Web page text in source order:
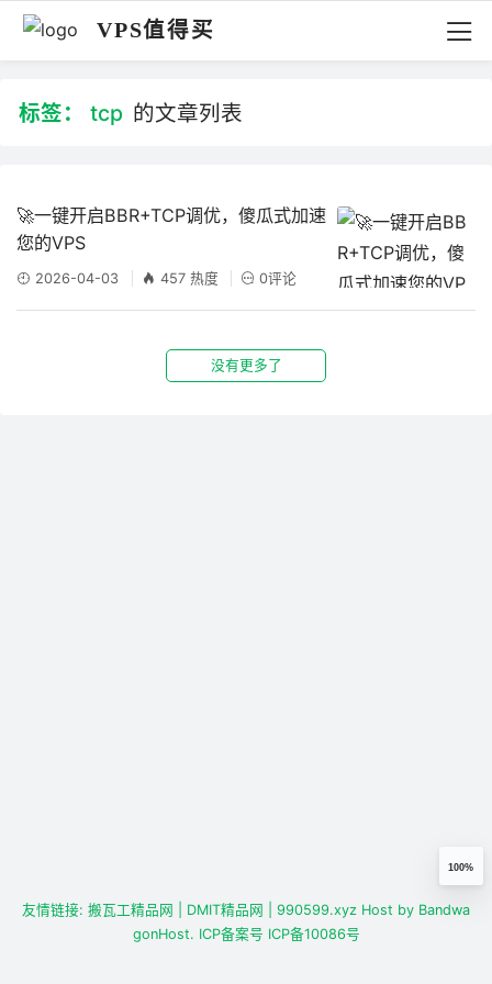
VPS值得买
标签： tcp 的文章列表
🚀一键开启BBR+TCP调优，傻瓜式加速
您的VPS
2026-04-03 457 热度 0评论
没有更多了
100%
友情链接: 搬瓦工精品网 | DMIT精品网 | 990599.xyz Host by Bandwa
gonHost. ICP备案号 ICP备10086号